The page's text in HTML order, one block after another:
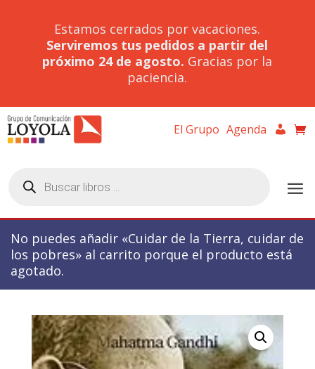
Estamos cerrados por vacaciones.
Serviremos tus pedidos a partir del
próximo 24 de agosto. Gracias por la
paciencia.
El Grupo Agenda
productos
No puedes añadir «Cuidar de la Tierra, cuidar de
los pobres» al carrito porque el producto está
agotado.